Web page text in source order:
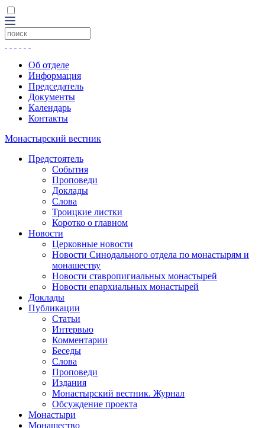
Об отделе
Информация
Председатель
Документы
Календарь
Контакты
Монастырский вестник
Предстоятель
События
Проповеди
Доклады
Слова
Троицкие листки
Коротко о главном
Новости
Церковные новости
Новости Синодального отдела по монастырям и
монашеству
Новости ставропигиальных монастырей
Новости епархиальных монастырей
Доклады
Публикации
Статьи
Интервью
Комментарии
Беседы
Слова
Проповеди
Издания
Монастырский вестник. Журнал
Обсуждение проекта
Монастыри
Монашество